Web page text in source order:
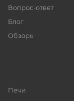
Вопрос-ответ
Блог
Обзоры
Печи